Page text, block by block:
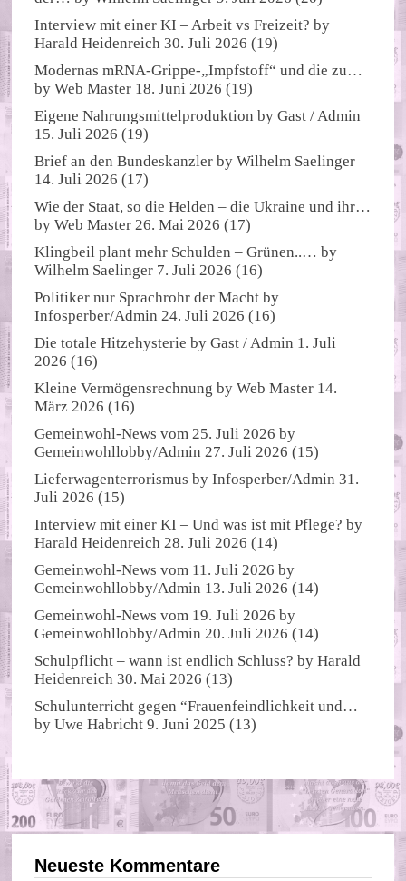
Interview mit einer KI – Arbeit vs Freizeit? by
Harald Heidenreich 30. Juli 2026 (19)
Modernas mRNA-Grippe-„Impfstoff“ und die zu…
byWeb Master 18. Juni 2026 (19)
Eigene Nahrungsmittelproduktion byGast / Admin
15. Juli 2026 (19)
Brief an den Bundeskanzler byWilhelm Saelinger
14. Juli 2026 (17)
Wie der Staat, so die Helden – die Ukraine und ihr…
byWeb Master 26. Mai 2026 (17)
Klingbeil plant mehr Schulden – Grünen..… by
Wilhelm Saelinger 7. Juli 2026 (16)
Politiker nur Sprachrohr der Macht by
Infosperber/Admin 24. Juli 2026 (16)
Die totale Hitzehysterie byGast / Admin 1. Juli
2026 (16)
Kleine Vermögensrechnung byWeb Master 14.
März 2026 (16)
Gemeinwohl-News vom 25. Juli 2026 by
Gemeinwohllobby/Admin 27. Juli 2026 (15)
Lieferwagenterrorismus byInfosperber/Admin 31.
Juli 2026 (15)
Interview mit einer KI – Und was ist mit Pflege? by
Harald Heidenreich 28. Juli 2026 (14)
Gemeinwohl-News vom 11. Juli 2026 by
Gemeinwohllobby/Admin 13. Juli 2026 (14)
Gemeinwohl-News vom 19. Juli 2026 by
Gemeinwohllobby/Admin 20. Juli 2026 (14)
Schulpflicht – wann ist endlich Schluss? byHarald
Heidenreich 30. Mai 2026 (13)
Schulunterricht gegen “Frauenfeindlichkeit und…
byUwe Habricht 9. Juni 2025 (13)
Neueste Kommentare